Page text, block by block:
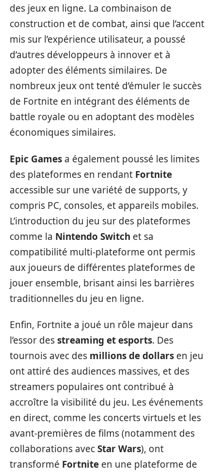
des jeux en ligne. La combinaison de
construction et de combat, ainsi que l’accent
mis sur l’expérience utilisateur, a poussé
d’autres développeurs à innover et à
adopter des éléments similaires. De
nombreux jeux ont tenté d’émuler le succès
de Fortnite en intégrant des éléments de
battle royale ou en adoptant des modèles
économiques similaires.
Epic Games a également poussé les limites
des plateformes en rendant Fortnite
accessible sur une variété de supports, y
compris PC, consoles, et appareils mobiles.
L’introduction du jeu sur des plateformes
comme la Nintendo Switch et sa
compatibilité multi-plateforme ont permis
aux joueurs de différentes plateformes de
jouer ensemble, brisant ainsi les barrières
traditionnelles du jeu en ligne.
Enfin, Fortnite a joué un rôle majeur dans
l’essor desstreaming et esports. Des
tournois avec des millions de dollars en jeu
ont attiré des audiences massives, et des
streamers populaires ont contribué à
accroître la visibilité du jeu. Les événements
en direct, comme les concerts virtuels et les
avant-premières de films (notamment des
collaborations avecStar Wars), ont
transformé Fortnite en une plateforme de